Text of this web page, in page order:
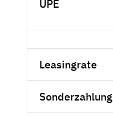
UPE
Leasingrate
Sonderzahlung